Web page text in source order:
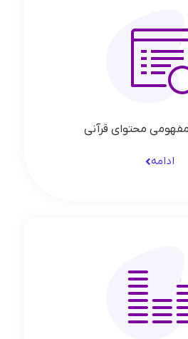
محتوای قرآنی
ادامه